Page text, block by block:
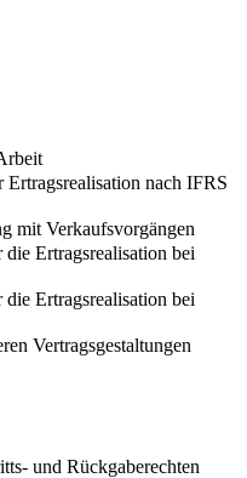
nach IFRS
mit Verkaufsvorgängen
Ertragsrealisation bei
Ertragsrealisation bei
Vertragsgestaltungen
und Rückgaberechten